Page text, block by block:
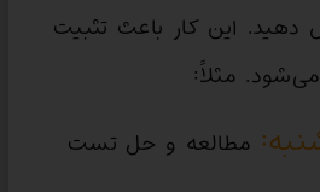
دهید. این کار باعث تثبیت
مثلاً:
مطالعه و حل تست